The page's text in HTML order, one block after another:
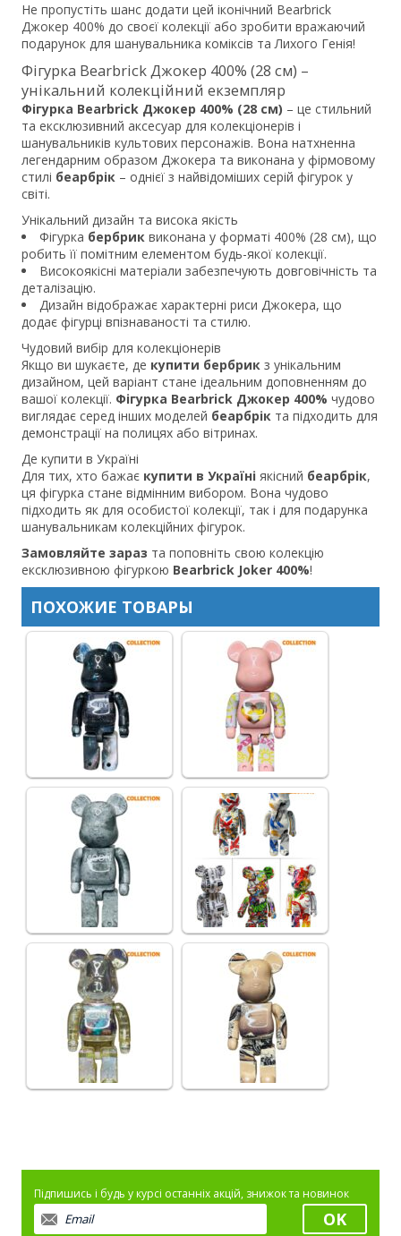
Не пропустіть шанс додати цей іконічний Bearbrick
Джокер 400% до своєї колекції або зробити вражаючий
подарунок для шанувальника коміксів та Лихого Генія!
Фігурка Bearbrick Джокер 400% (28 см) –
унікальний колекційний екземпляр
Фігурка Bearbrick Джокер 400% (28 см) – це стильний
та ексклюзивний аксесуар для колекціонерів і
шанувальників культових персонажів. Вона натхненна
легендарним образом Джокера та виконана у фірмовому
стилі беарбрік – однієї з найвідоміших серій фігурок у
світі.
Унікальний дизайн та висока якість
Фігурка бербрик виконана у форматі 400% (28 см), що
робить її помітним елементом будь-якої колекції.
Високоякісні матеріали забезпечують довговічність та
деталізацію.
Дизайн відображає характерні риси Джокера, що
додає фігурці впізнаваності та стилю.
Чудовий вибір для колекціонерів
Якщо ви шукаєте, де купити бербрик з унікальним
дизайном, цей варіант стане ідеальним доповненням до
вашої колекції. Фігурка Bearbrick Джокер 400% чудово
виглядає серед інших моделей беарбрік та підходить для
демонстрації на полицях або вітринах.
Де купити в Україні
Для тих, хто бажає купити в Україні якісний беарбрік,
ця фігурка стане відмінним вибором. Вона чудово
підходить як для особистої колекції, так і для подарунка
шанувальникам колекційних фігурок.
Замовляйте зараз та поповніть свою колекцію
ексклюзивною фігуркою Bearbrick Joker 400%!
ПОХОЖИЕ ТОВАРЫ
Підпишись і будь у курсі останніх акцій, знижок та новинок